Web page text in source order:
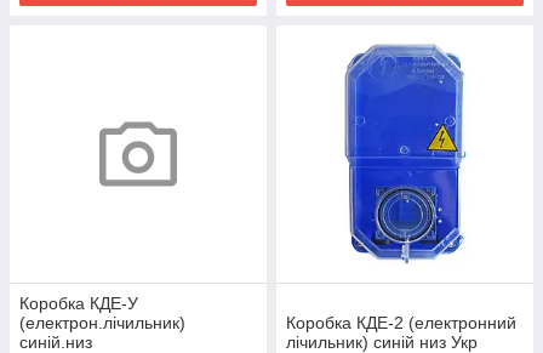
Коробка КДЕ-У
(електрон.лічильник)
синій.низ
Коробка КДЕ-2 (електронний
лічильник) синій низ Укр